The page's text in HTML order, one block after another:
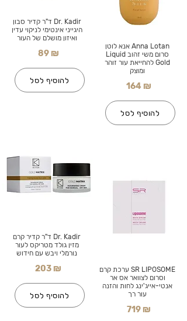
Dr. Kadir ד"ר קדיר סבון
היגייני אינטימי לניקוי עדין
ואיזון מושלם של העור
89 ₪
להוסיף לסל
Dr. Kadir ד"ר קדיר קרם
מזין גולד מטריקס לעור
נורמלי ויבש עם חידוש
203 ₪
להוסיף לסל
Anna Lotan אנא לוטן
סרום משי זהוב Liquid
Gold להחייאת עור זוהר
ומוצק
164 ₪
להוסיף לסל
SR LIPOSOME ערכת קרם
וסרום לצוואר אס אר
אנטי-אייג'ינג לחות והזנה
עור רך
719 ₪